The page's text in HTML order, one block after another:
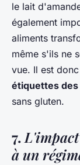
le lait
également
aliments
même s'ils ne
vue. Il est
étiquettes
sans gluten.
7. L'impact
à un